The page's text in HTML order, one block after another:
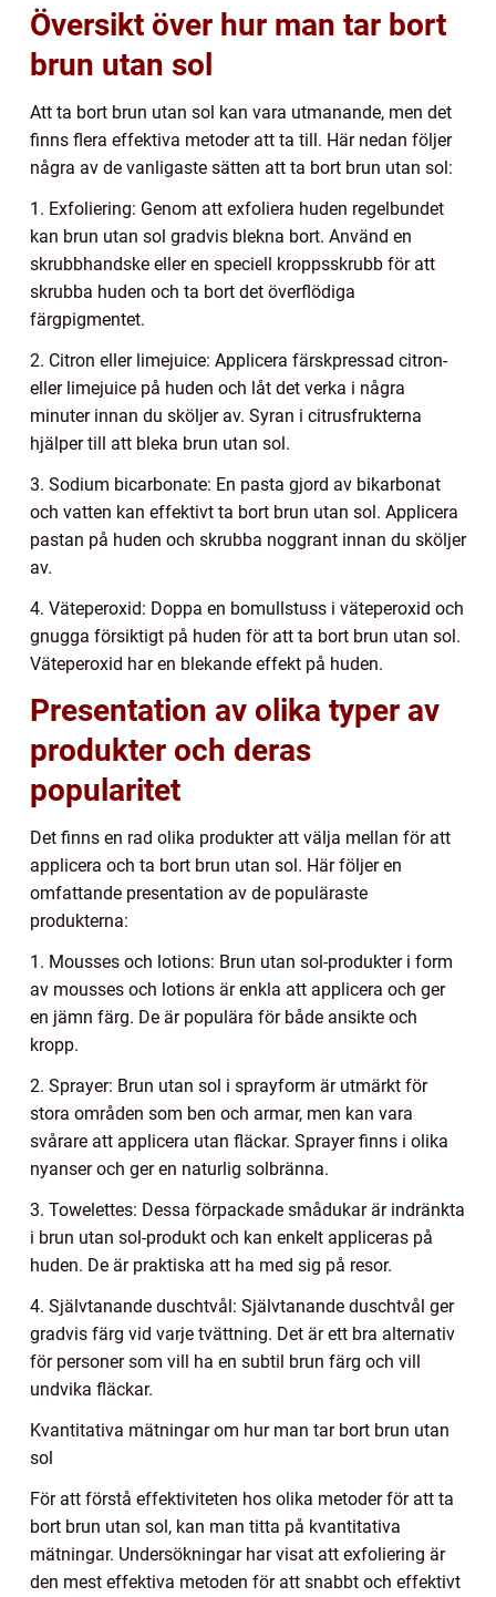
Översikt över hur man tar bort
brun utan sol
Att ta bort brun utan sol kan vara utmanande, men det
finns flera effektiva metoder att ta till. Här nedan följer
några av de vanligaste sätten att ta bort brun utan sol:
1. Exfoliering: Genom att exfoliera huden regelbundet
kan brun utan sol gradvis blekna bort. Använd en
skrubbhandske eller en speciell kroppsskrubb för att
skrubba huden och ta bort det överflödiga
färgpigmentet.
2. Citron eller limejuice: Applicera färskpressad citron-
eller limejuice på huden och låt det verka i några
minuter innan du sköljer av. Syran i citrusfrukterna
hjälper till att bleka brun utan sol.
3. Sodium bicarbonate: En pasta gjord av bikarbonat
och vatten kan effektivt ta bort brun utan sol. Applicera
pastan på huden och skrubba noggrant innan du sköljer
av.
4. Väteperoxid: Doppa en bomullstuss i väteperoxid och
gnugga försiktigt på huden för att ta bort brun utan sol.
Väteperoxid har en blekande effekt på huden.
Presentation av olika typer av
produkter och deras
popularitet
Det finns en rad olika produkter att välja mellan för att
applicera och ta bort brun utan sol. Här följer en
omfattande presentation av de populäraste
produkterna:
1. Mousses och lotions: Brun utan sol-produkter i form
av mousses och lotions är enkla att applicera och ger
en jämn färg. De är populära för både ansikte och
kropp.
2. Sprayer: Brun utan sol i sprayform är utmärkt för
stora områden som ben och armar, men kan vara
svårare att applicera utan fläckar. Sprayer finns i olika
nyanser och ger en naturlig solbränna.
3. Towelettes: Dessa förpackade smådukar är indränkta
i brun utan sol-produkt och kan enkelt appliceras på
huden. De är praktiska att ha med sig på resor.
4. Självtanande duschtvål: Självtanande duschtvål ger
gradvis färg vid varje tvättning. Det är ett bra alternativ
för personer som vill ha en subtil brun färg och vill
undvika fläckar.
Kvantitativa mätningar om hur man tar bort brun utan
sol
För att förstå effektiviteten hos olika metoder för att ta
bort brun utan sol, kan man titta på kvantitativa
mätningar. Undersökningar har visat att exfoliering är
den mest effektiva metoden för att snabbt och effektivt